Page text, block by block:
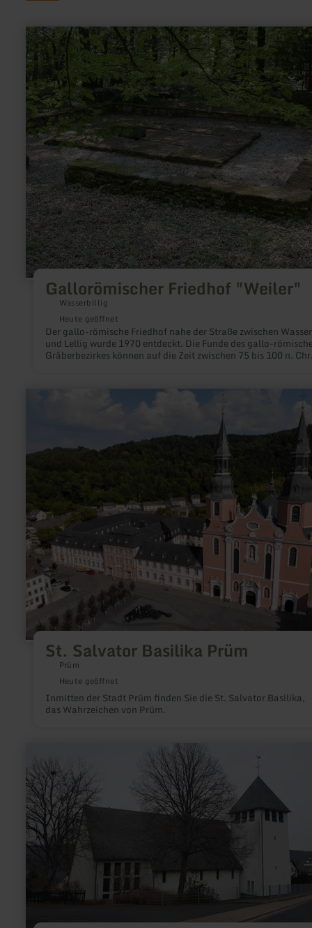
Gallorömischer Friedhof "Weiler"
Wasserbillig
Heute geöffnet
Der gallo-römische Friedhof nahe der Straße zwischen
und Lellig wurde 1970 entdeckt. Die Funde des gallo-
Gräberbezirkes können auf die Zeit zwischen 75 bis 100 n.
mehr
erfahren
zu:
Gallorömischer
Friedhof
"Weiler"
St. Salvator Basilika Prüm
Prüm
Heute geöffnet
Inmitten der Stadt Prüm finden Sie die St. Salvator Basilika,
das Wahrzeichen von Prüm.
Basilika
zu:
Kirche
"St.
Dionysius"
in
Bermel